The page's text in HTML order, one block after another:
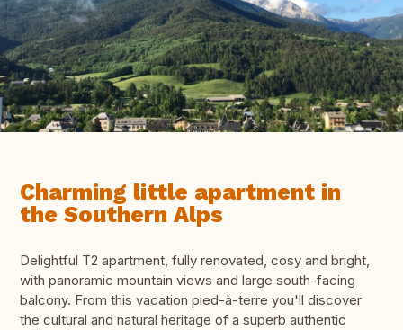
Charming little apartment in
the Southern Alps
Delightful T2 apartment, fully renovated, cosy and bright,
with panoramic mountain views and large south-facing
balcony. From this vacation pied-à-terre you'll discover
the cultural and natural heritage of a superb authentic